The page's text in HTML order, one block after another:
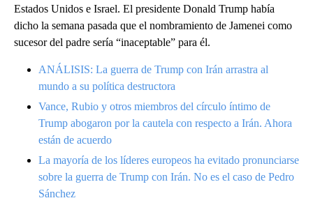
Estados Unidos e Israel. El presidente Donald Trump había
dicho la semana pasada que el nombramiento de Jamenei como
sucesor del padre sería “inaceptable” para él.
ANÁLISIS: La guerra de Trump con Irán arrastra al
mundo a su política destructora
Vance, Rubio y otros miembros del círculo íntimo de
Trump abogaron por la cautela con respecto a Irán. Ahora
están de acuerdo
La mayoría de los líderes europeos ha evitado pronunciarse
sobre la guerra de Trump con Irán. No es el caso de Pedro
Sánchez